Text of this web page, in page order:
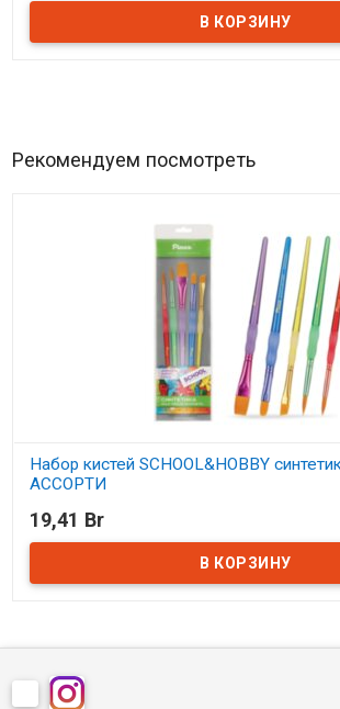
Рекомендуем посмотреть
Набор кистей SCHOOL&HOBBY
АССОРТИ
В наличии
19,41 Br